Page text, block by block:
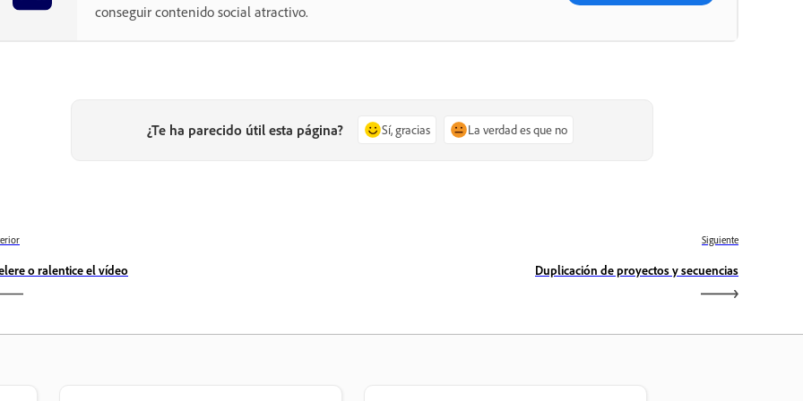
conseguir contenido social atractivo.
¿Te ha parecido útil esta página? Sí, gracias La verdad es que no
o ralentice el vídeo
Siguiente
Duplicación de proyectos y secuencias